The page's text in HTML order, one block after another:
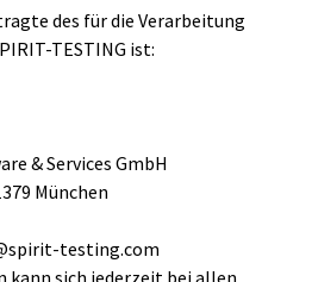
des für die Verarbeitung
TESTING ist:
& Services GmbH
München
testing.com